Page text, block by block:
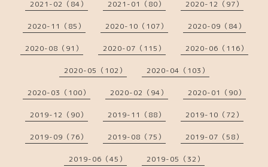
2021-02（84） 2021-01（80） 2020-12（97）
2020-11（85） 2020-10（107） 2020-09（84）
2020-08（91） 2020-07（115） 2020-06（116）
2020-05（102） 2020-04（103）
2020-03（100） 2020-02（94） 2020-01（90）
2019-12（90） 2019-11（88） 2019-10（72）
2019-09（76） 2019-08（75） 2019-07（58）
2019-06（45） 2019-05（32）